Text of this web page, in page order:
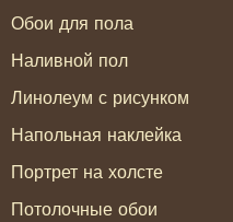
Обои для пола
Наливной пол
Линолеум с рисунком
Напольная наклейка
Портрет на холсте
Потолочные обои